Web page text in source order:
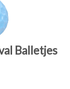
Balletjes